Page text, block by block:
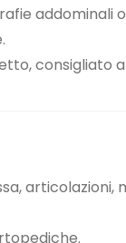
addominali
consigliato
articolazioni,